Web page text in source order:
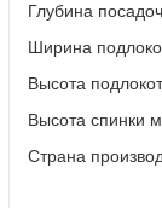
Глубина
Ширина
Высота
Высота спинки
Страна